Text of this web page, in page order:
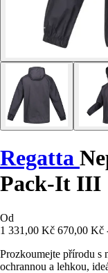
Regatta
Pack-It III
Od
1 331,00 Kč 670,00 Kč
Prozkoumejte přírodu s
ochrannou a lehkou,